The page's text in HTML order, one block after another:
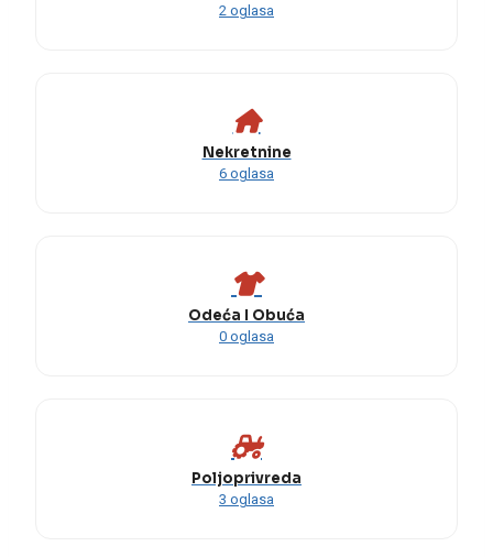
2 oglasa
Nekretnine
6 oglasa
Odeća I Obuća
0 oglasa
Poljoprivreda
3 oglasa